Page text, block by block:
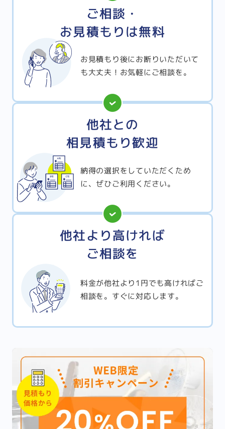
ご相談・
お見積もりは無料
お見積もり後にお断りいただいて
も大丈夫！お気軽にご相談を。
他社との
相見積もり歓迎
納得の選択をしていただくため
に、ぜひご利用ください。
他社より高ければ
ご相談を
料金が他社より1円でも高ければご
相談を。すぐに対応します。